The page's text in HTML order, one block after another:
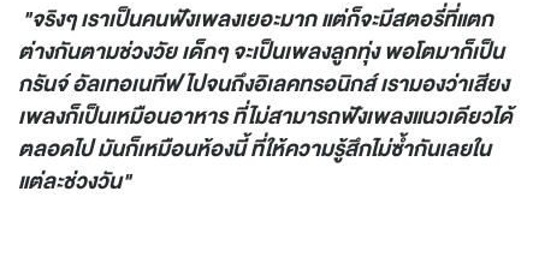
"จริงๆ เราเป็นคนฟังเพลงเยอะมาก แต่ก็จะมีสตอรี่ที่แตก
ต่างกันตามช่วงวัย เด็กๆ จะเป็นเพลงลูกทุ่ง พอโตมาก็เป็น
กรันจ์ อัลเทอเนทีฟ ไปจนถึงอิเลคทรอนิกส์ เรามองว่าเสียง
เพลงก็เป็นเหมือนอาหาร ที่ไม่สามารถฟังเพลงแนวเดียวได้
ตลอดไป มันก็เหมือนห้องนี้ ที่ให้ความรู้สึกไม่ซ้ำกันเลยใน
แต่ละช่วงวัน"